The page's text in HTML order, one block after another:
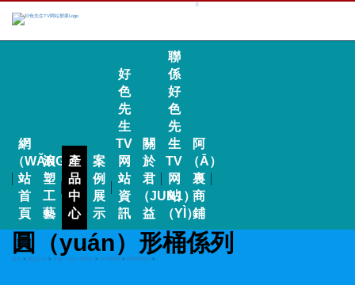
網
（WǍNG）
站
首
頁
滾
塑
工
藝
產
品
中
心
案
例
展
示
好
色
先
生
TV
网
站
資
訊
關
於
君
（JUN1）
益
聯
係
好
色
先
生
TV
网
站
（YÌ）
阿
（Ā）
裏
商
鋪
圓（yuán）形桶係列
首頁 > 產品中心 > 水處（chù）理係列 > PE周轉箱 > 圓形桶係列 >